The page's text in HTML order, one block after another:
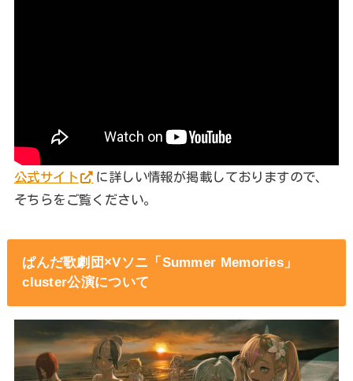
公式サイト
に詳しい情報が掲載しておりますので、
そちらをご覧ください。
ぱんだ歌劇団×Vソニ「Summer Memories」
cluster公演について